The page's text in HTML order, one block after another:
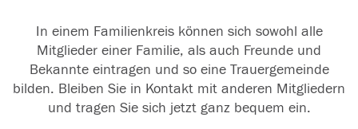
In einem Familienkreis können sich sowohl alle
Mitglieder einer Familie, als auch Freunde und
Bekannte eintragen und so eine Trauergemeinde
bilden. Bleiben Sie in Kontakt mit anderen Mitgliedern
und tragen Sie sich jetzt ganz bequem ein.